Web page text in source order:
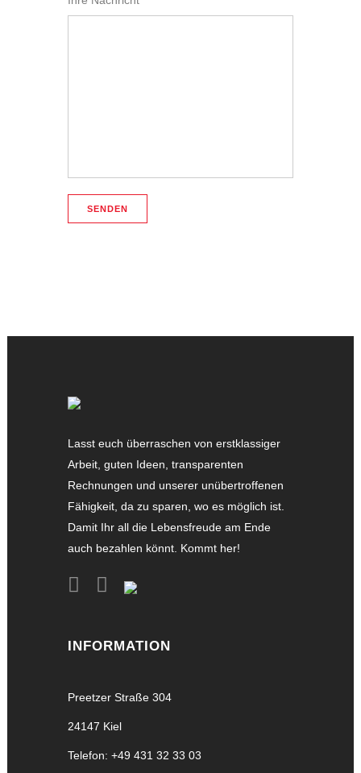
Lasst euch überraschen von erstklassiger
Arbeit, guten Ideen, transparenten
Rechnungen und unserer unübertroffenen
Fähigkeit, da zu sparen, wo es möglich ist.
Damit Ihr all die Lebensfreude am Ende
auch bezahlen könnt. Kommt her!
INFORMATION
Preetzer Straße 304
24147 Kiel
Telefon: +49 431 32 33 03